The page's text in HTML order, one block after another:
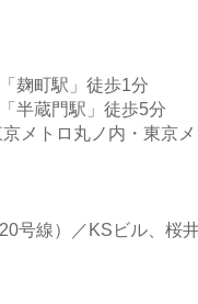
麹町駅」徒歩1分
半蔵門駅」徒歩5分
メトロ丸ノ内・東京
号線）／KSビル、桜